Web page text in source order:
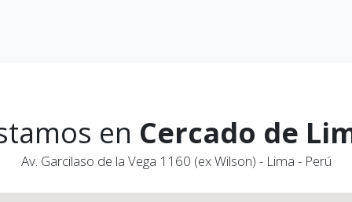
en Cercado de
Av. Garcilaso de la Vega 1160 (ex Wilson) - Lima - Perú